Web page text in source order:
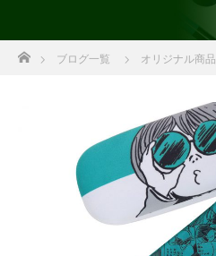
ブログ一覧 オリジナル商品